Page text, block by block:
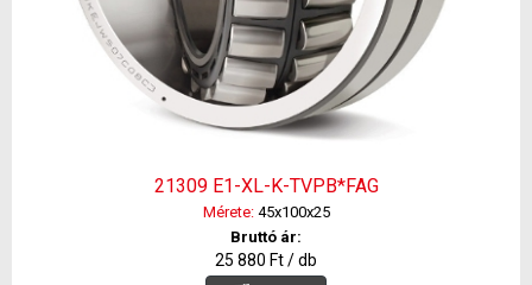
21309 E1-XL-K-TVPB*FAG
Mérete:45x100x25
Bruttó ár:
25 880 Ft / db